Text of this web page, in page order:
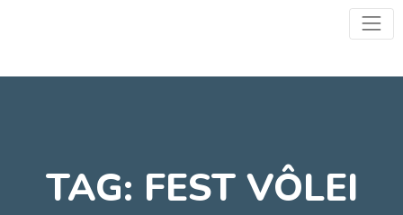
TAG: FEST VÔLEI